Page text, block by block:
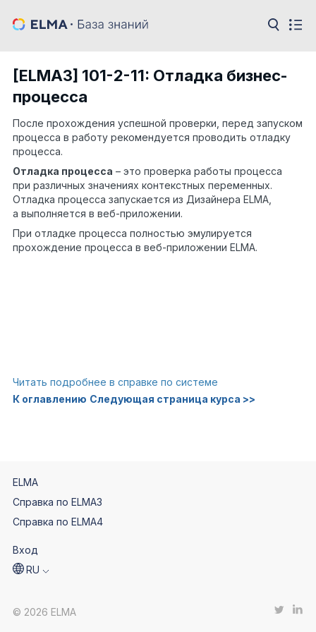
[ELMA3] 101-2-11: Отладка бизнес-
процесса
После прохождения успешной проверки, перед запуском
процесса в работу рекомендуется проводить отладку
процесса.
Отладка процесса – это проверка работы процесса
при различных значениях контекстных переменных.
Отладка процесса запускается из Дизайнера ELMA,
а выполняется в веб-приложении.
При отладке процесса полностью эмулируется
прохождение процесса в веб-приложении ELMA.
Читать подробнее в справке по системе
К оглавлению Следующая страница курса >>
ELMA
Справка по ELMA3
Справка по ELMA4
Вход
RU
© 2026 ELMA